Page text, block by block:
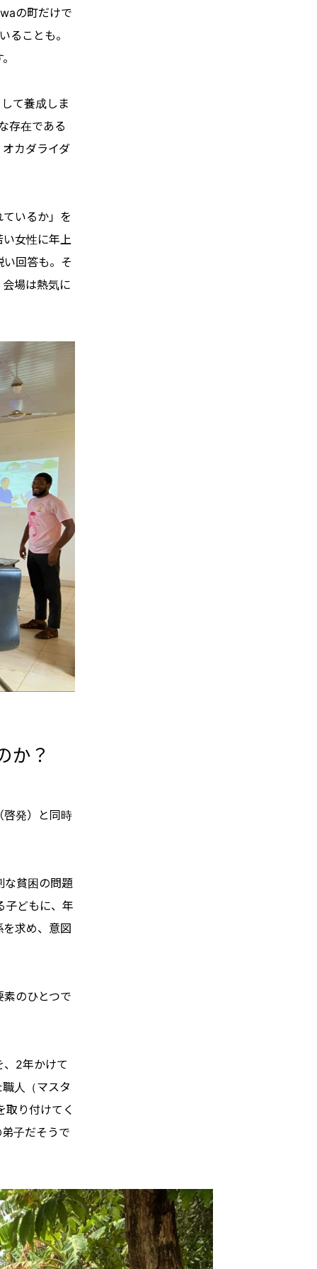
の町だけで
ることも。
て養成しま
存在である
カダライダ
いるか」を
女性に年上
回答も。そ
場は熱気に
か？
啓発）と同時
な貧困の問題
子どもに、年
求め、意図
素のひとつで
、2年かけて
人（マスタ
取り付けてく
子だそうで